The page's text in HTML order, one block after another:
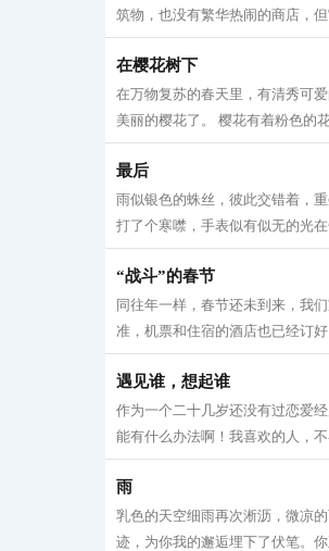
筑物，也没有繁华热闹的商店，
在樱花树下
在万物复苏的春天里，有清秀可
美丽的樱花了。 樱花有着粉色的
最后
雨似银色的蛛丝，彼此交错着，
打了个寒噤，手表似有似无的光
“战斗”的春节
同往年一样，春节还未到来，我
准，机票和住宿的酒店也已经订
遇见谁，想起谁
作为一个二十几岁还没有过恋爱
能有什么办法啊！我喜欢的人，
雨
乳色的天空细雨再次淅沥，微凉
迹，为你我的邂逅埋下了伏笔。